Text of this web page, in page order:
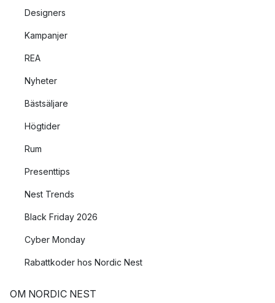
Designers
Kampanjer
REA
Nyheter
Bästsäljare
Högtider
Rum
Presenttips
Nest Trends
Black Friday 2026
Cyber Monday
Rabattkoder hos Nordic Nest
OM NORDIC NEST